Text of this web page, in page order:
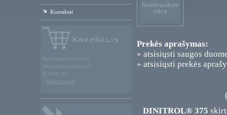
Kontaktai
Skirtingų prekių viso: 0
Viso prekių krepšelyje: 0
IŠ VISO: 0 €
» žiūrėti krepšelį
Prekės aprašymas:
» atsisiųsti saugos
» atsisiųsti prekės
DINITROL® 375